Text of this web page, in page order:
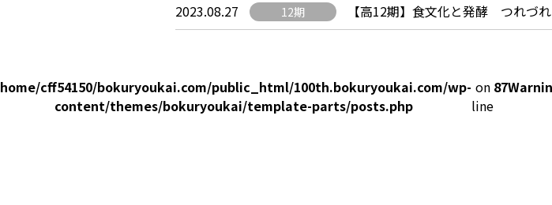
2023.08.27 12期 【高12期】食文化と発酵 つれづ
cff54150/bokuryoukai.com/public_html/100th.bokuryoukai.com/wp-
content/themes/bokuryoukai/template-parts/posts.php
on
line
87